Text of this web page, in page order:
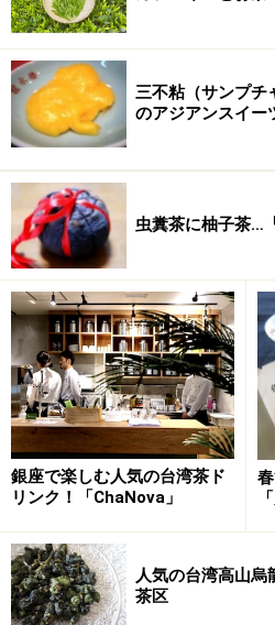
・梨山高山烏龍冬茶
まずは雲南紅茶から始
どんなお茶からはじめるか、
うことで、どんな食事にも比
のよい紅茶からはじめてみま
（れいひんてんこうくふう）
三不粘（サンプチ
のアジアンスイー
虫糞茶に柚子茶…
銀座で楽しむ人気の台湾茶ド
リンク！「ChaNova」
人気の台湾高山烏
茶区